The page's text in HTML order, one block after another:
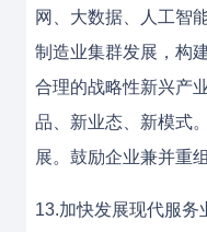
网、大数据、人工智
制造业集群发展，构
合理的战略性新兴产
品、新业态、新模式
展。鼓励企业兼并重
13.加快发展现代服务